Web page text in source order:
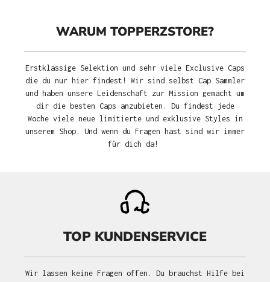
WARUM TOPPERZSTORE?
Erstklassige Selektion und sehr viele Exclusive Caps
die du nur hier findest! Wir sind selbst Cap Sammler
und haben unsere Leidenschaft zur Mission gemacht um
dir die besten Caps anzubieten. Du findest jede
Woche viele neue limitierte und exklusive Styles in
unserem Shop. Und wenn du Fragen hast sind wir immer
für dich da!
TOP KUNDENSERVICE
Wir lassen keine Fragen offen. Du brauchst Hilfe bei